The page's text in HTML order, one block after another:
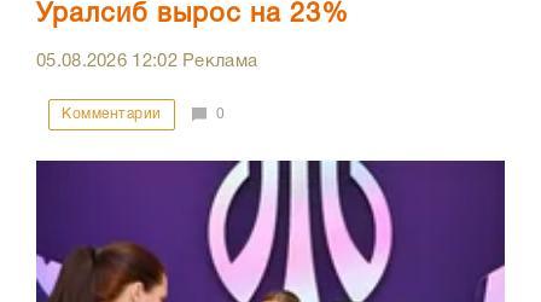
Уралсиб вырос на 23%
05.08.2026 12:02Реклама
Комментарии 0